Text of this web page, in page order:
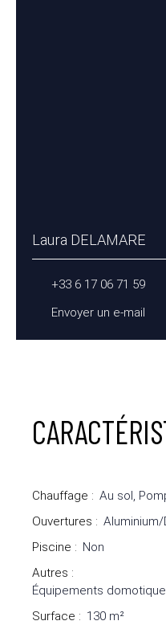
Laura DELAMARE
+33 6 17 06 71 59
Envoyer un e-mail
Chauffage : Au sol,
Ouvertures :
Piscine : Non
Autres :
Surface : 130 m²